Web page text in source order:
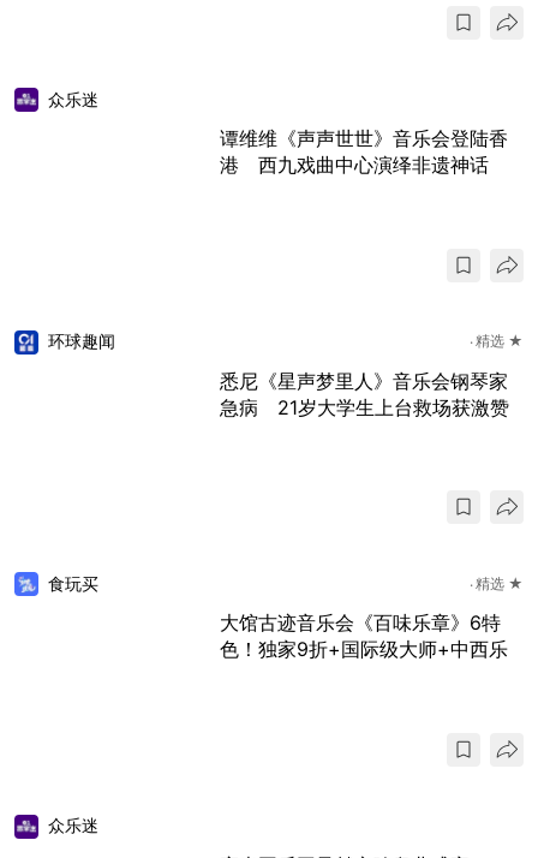
众乐迷
谭维维《声声世世》音乐会登陆香
港 西九戏曲中心演绎非遗神话
环球趣闻 精选 ★
悉尼《星声梦里人》音乐会钢琴家
急病 21岁大学生上台救场获激赞
食玩买 精选 ★
大馆古迹音乐会《百味乐章》6特
色！独家9折+国际级大师+中西乐
众乐迷